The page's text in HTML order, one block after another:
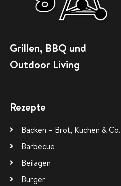
Grillen, BBQ und
Outdoor Living
Rezepte
Backen – Brot, Kuchen & Co.
Barbecue
Beilagen
Burger